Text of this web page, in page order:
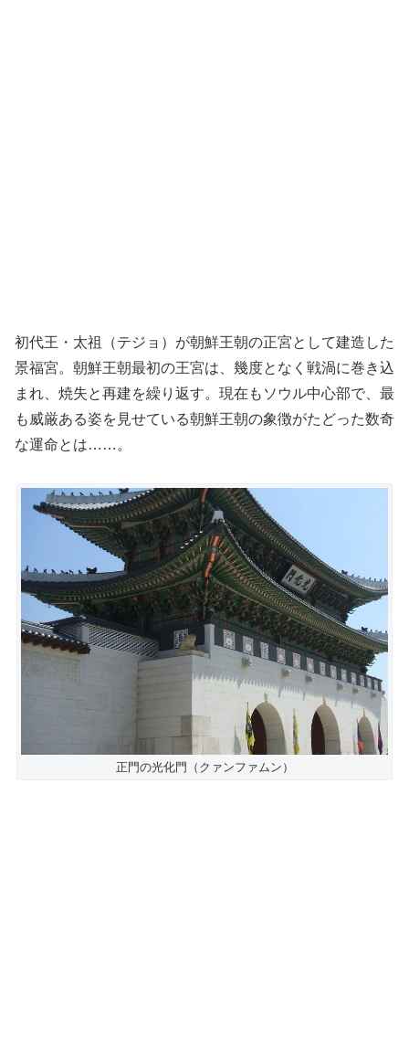
初代王・太祖（テジョ）が朝鮮王朝の正宮として建造した
景福宮。朝鮮王朝最初の王宮は、幾度となく戦渦に巻き込
まれ、焼失と再建を繰り返す。現在もソウル中心部で、最
も威厳ある姿を見せている朝鮮王朝の象徴がたどった数奇
な運命とは……。
正門の光化門（クァンファムン）